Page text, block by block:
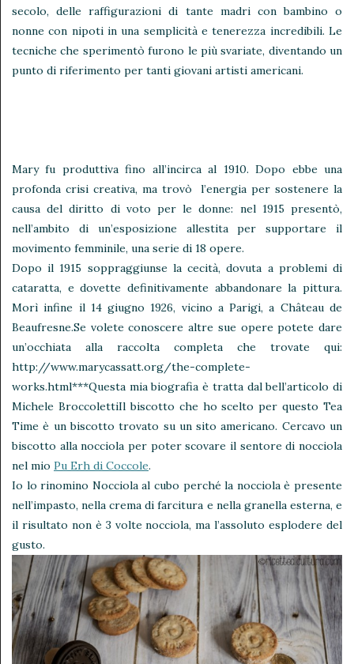
secolo, delle raffigurazioni di tante madri con bambino o
nonne con nipoti in una semplicità e tenerezza incredibili. Le
tecniche che sperimentò furono le più svariate, diventando un
punto di riferimento per tanti giovani artisti americani.
Mary fu produttiva fino all’incirca al 1910. Dopo ebbe una
profonda crisi creativa, ma trovò l’energia per sostenere la
causa del diritto di voto per le donne: nel 1915 presentò,
nell’ambito di un’esposizione allestita per supportare il
movimento femminile, una serie di 18 opere.
Dopo il 1915 soppraggiunse la cecità, dovuta a problemi di
cataratta, e dovette definitivamente abbandonare la pittura.
Morì infine il 14 giugno 1926, vicino a Parigi, a Château de
Beaufresne.Se volete conoscere altre sue opere potete dare
un’occhiata alla raccolta completa che trovate qui:
http://www.marycassatt.org/the-complete-
works.html***Questa mia biografia è tratta dal bell’articolo di
Michele BroccolettiIl biscotto che ho scelto per questo Tea
Time è un biscotto trovato su un sito americano. Cercavo un
biscotto alla nocciola per poter scovare il sentore di nocciola
nel mio Pu Erh di Coccole.
Io lo rinomino Nocciola al cubo perché la nocciola è presente
nell’impasto, nella crema di farcitura e nella granella esterna, e
il risultato non è 3 volte nocciola, ma l’assoluto esplodere del
gusto.